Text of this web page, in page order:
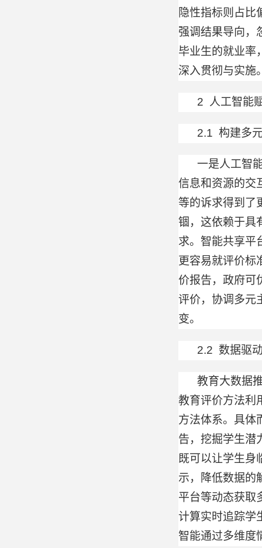
隐性指标则占比
强调结果导向，
毕业生的就业率
深入贯彻与实施
2 人工智能
2.1 构建多
一是人工智
信息和资源的交
等的诉求得到了
锢，这依赖于具
求。智能共享平
更容易就评价标
价报告，政府可
评价，协调多元
变。
2.2 数据驱
教育大数据
教育评价方法利
方法体系。具体
告，挖掘学生潜
既可以让学生身
示，降低数据的
平台等动态获取
计算实时追踪学
智能通过多维度